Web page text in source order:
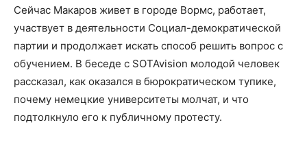
Сейчас Макаров живет в городе Вормс, работает,
участвует в деятельности Социал-демократической
партии и продолжает искать способ решить вопрос с
обучением. В беседе с SOTAvision молодой человек
рассказал, как оказался в бюрократическом тупике,
почему немецкие университеты молчат, и что
подтолкнуло его к публичному протесту.